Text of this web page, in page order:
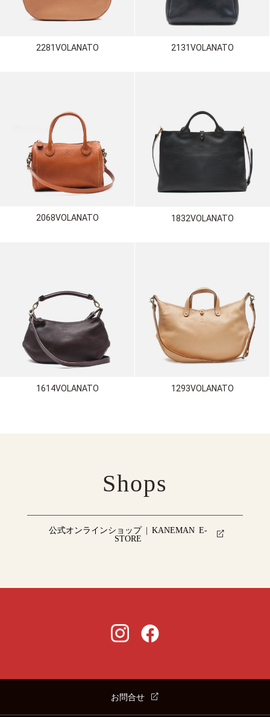
2281VOLANATO 2131VOLANATO
2068VOLANATO 1832VOLANATO
1614VOLANATO 1293VOLANATO
Shops
公式オンラインショップ | KANEMAN E-
STORE
お問合せ